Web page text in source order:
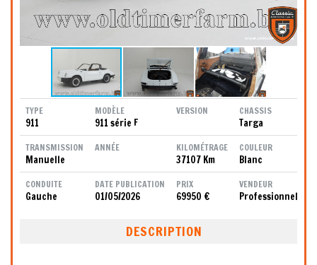
TYPE
911
MODÈLE
911 série F
VERSION CHASSIS
Targa
TRANSMISSION
Manuelle
ANNÉE KILOMÉTRAGE
37107 Km
COULEUR
Blanc
CONDUITE
Gauche
DATE PUBLICATION
01/05/2026
PRIX
69950 €
VENDEUR
Professionnel
DESCRIPTION